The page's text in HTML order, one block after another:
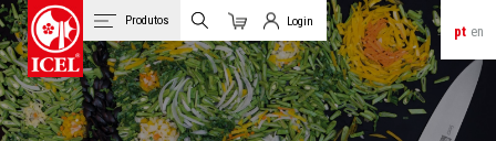
pt en
Produtos
Carrinho
Login
Login de Clientes